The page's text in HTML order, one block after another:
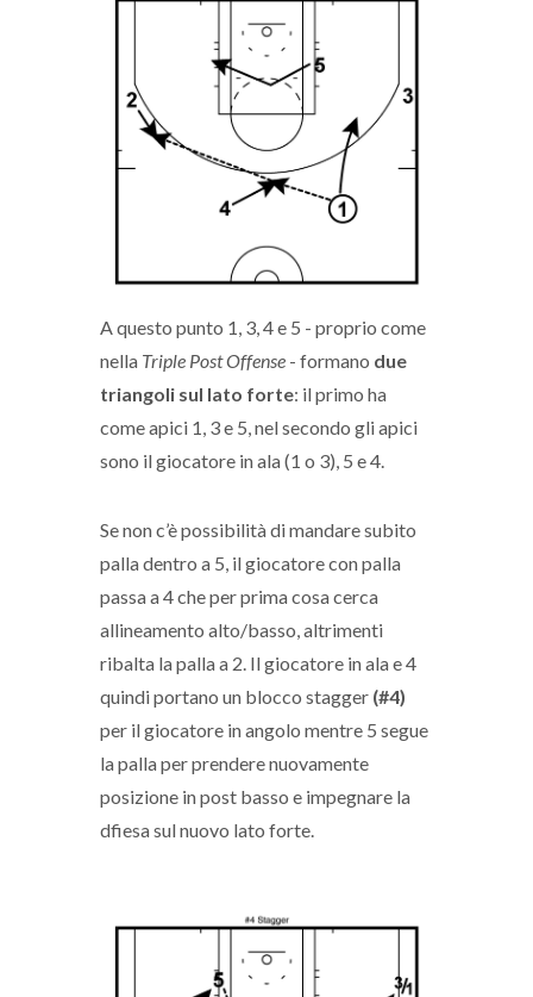
A questo punto 1, 3, 4 e 5 - proprio come
nella Triple Post Offense - formano due
triangoli sul lato forte: il primo ha
come apici 1, 3 e 5, nel secondo gli apici
sono il giocatore in ala (1 o 3), 5 e 4.
Se non c’è possibilità di mandare subito
palla dentro a 5, il giocatore con palla
passa a 4 che per prima cosa cerca
allineamento alto/basso, altrimenti
ribalta la palla a 2. Il giocatore in ala e 4
quindi portano un blocco stagger (#4)
per il giocatore in angolo mentre 5 segue
la palla per prendere nuovamente
posizione in post basso e impegnare la
dfiesa sul nuovo lato forte.